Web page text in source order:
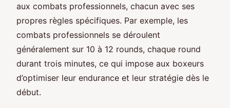
aux combats professionnels, chacun avec ses
propres règles spécifiques. Par exemple, les
combats professionnels se déroulent
généralement sur 10 à 12 rounds, chaque round
durant trois minutes, ce qui impose aux boxeurs
d’optimiser leur endurance et leur stratégie dès le
début.